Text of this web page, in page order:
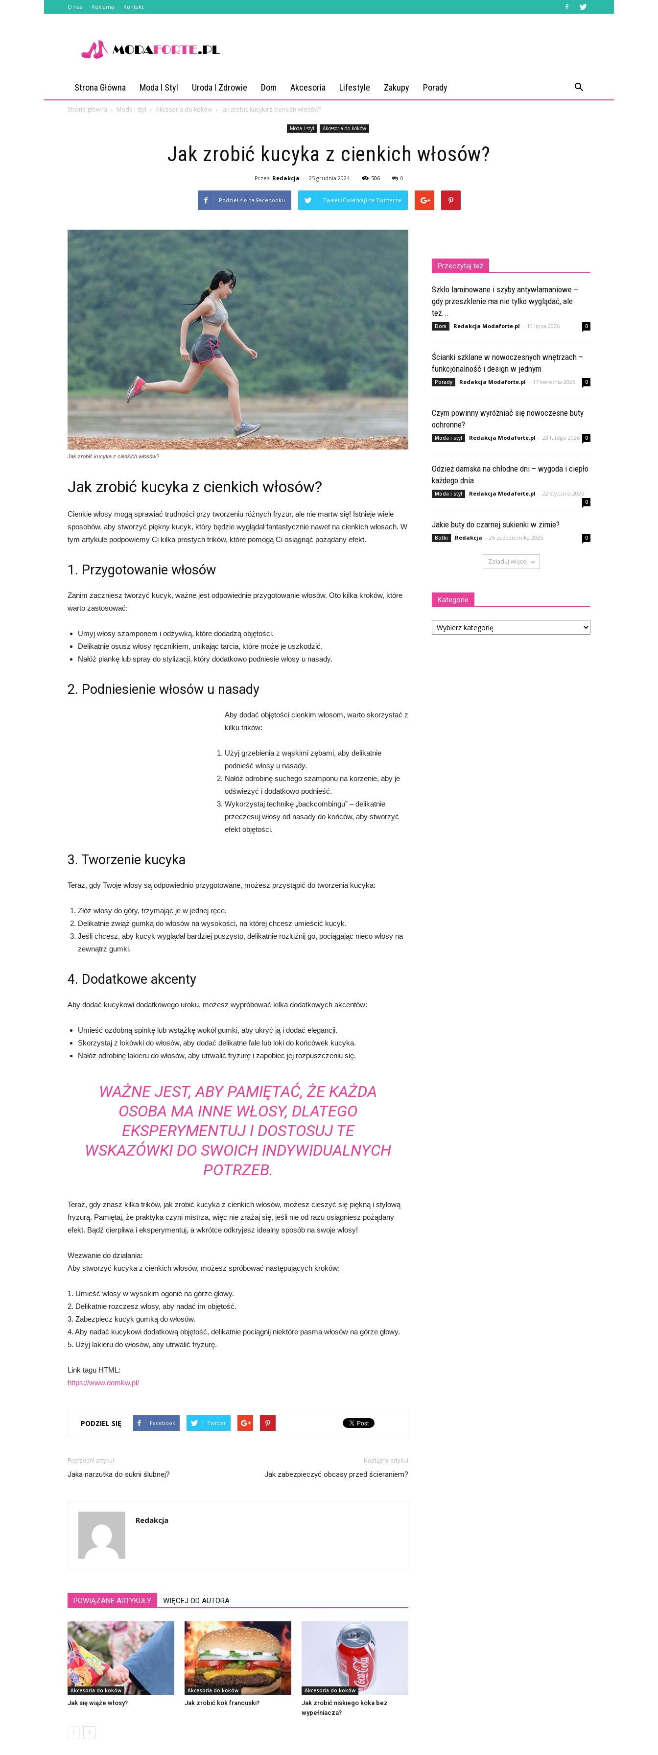
O nas Reklama Kontakt
Strona Główna Moda I Styl Uroda I Zdrowie Dom Akcesoria Lifestyle Zakupy Porady
Strona główna Moda i styl Akcesoria do koków Jak zrobić kucyka z cienkich włosów?
Moda i styl Akcesoria do koków
Jak zrobić kucyka z cienkich włosów?
Przez Redakcja - 25 grudnia 2024 506 0
Podziel się na Facebooku Tweet (Ćwierkaj) na Twitterze
Jak zrobić kucyka z cienkich włosów?
Jak zrobić kucyka z cienkich włosów?
Cienkie włosy mogą sprawiać trudności przy tworzeniu różnych fryzur, ale nie martw się! Istnieje wiele
sposobów, aby stworzyć piękny kucyk, który będzie wyglądał fantastycznie nawet na cienkich włosach. W
tym artykule podpowiemy Ci kilka prostych trików, które pomogą Ci osiągnąć pożądany efekt.
1. Przygotowanie włosów
Zanim zaczniesz tworzyć kucyk, ważne jest odpowiednie przygotowanie włosów. Oto kilka kroków, które
warto zastosować:
Umyj włosy szamponem i odżywką, które dodadzą objętości.
Delikatnie osusz włosy ręcznikiem, unikając tarcia, które może je uszkodzić.
Nałóż piankę lub spray do stylizacji, który dodatkowo podniesie włosy u nasady.
2. Podniesienie włosów u nasady
Aby dodać objętości cienkim włosom, warto skorzystać z
kilku trików:
Użyj grzebienia z wąskimi zębami, aby delikatnie
podnieść włosy u nasady.
Nałóż odrobinę suchego szamponu na korzenie, aby je
odświeżyć i dodatkowo podnieść.
Wykorzystaj technikę „backcombingu” – delikatnie
przeczesuj włosy od nasady do końców, aby stworzyć
efekt objętości.
3. Tworzenie kucyka
Teraz, gdy Twoje włosy są odpowiednio przygotowane, możesz przystąpić do tworzenia kucyka:
Złóż włosy do góry, trzymając je w jednej ręce.
Delikatnie zwiąż gumką do włosów na wysokości, na której chcesz umieścić kucyk.
Jeśli chcesz, aby kucyk wyglądał bardziej puszysto, delikatnie rozluźnij go, pociągając nieco włosy na
zewnątrz gumki.
4. Dodatkowe akcenty
Aby dodać kucykowi dodatkowego uroku, możesz wypróbować kilka dodatkowych akcentów:
Umieść ozdobną spinkę lub wstążkę wokół gumki, aby ukryć ją i dodać elegancji.
Skorzystaj z lokówki do włosów, aby dodać delikatne fale lub loki do końcówek kucyka.
Nałóż odrobinę lakieru do włosów, aby utrwalić fryzurę i zapobiec jej rozpuszczeniu się.
WAŻNE JEST, ABY PAMIĘTAĆ, ŻE KAŻDA
OSOBA MA INNE WŁOSY, DLATEGO
EKSPERYMENTUJ I DOSTOSUJ TE
WSKAZÓWKI DO SWOICH INDYWIDUALNYCH
POTRZEB.
Teraz, gdy znasz kilka trików, jak zrobić kucyka z cienkich włosów, możesz cieszyć się piękną i stylową
fryzurą. Pamiętaj, że praktyka czyni mistrza, więc nie zrażaj się, jeśli nie od razu osiągniesz pożądany
efekt. Bądź cierpliwa i eksperymentuj, a wkrótce odkryjesz idealny sposób na swoje włosy!
Wezwanie do działania:
Aby stworzyć kucyka z cienkich włosów, możesz spróbować następujących kroków:
1. Umieść włosy w wysokim ogonie na górze głowy.
2. Delikatnie rozczesz włosy, aby nadać im objętość.
3. Zabezpiecz kucyk gumką do włosów.
4. Aby nadać kucykowi dodatkową objętość, delikatnie pociągnij niektóre pasma włosów na górze głowy.
5. Użyj lakieru do włosów, aby utrwalić fryzurę.
Link tagu HTML:
https://www.domkw.pl/
PODZIEL SIĘ Facebook Twitter
Poprzedni artykuł
Jaka narzutka do sukni ślubnej?
Następny artykuł
Jak zabezpieczyć obcasy przed ścieraniem?
Redakcja
POWIĄZANE ARTYKUŁY WIĘCEJ OD AUTORA
Akcesoria do koków
Jak się wiąże włosy?
Akcesoria do koków
Jak zrobić kok francuski?
Akcesoria do koków
Jak zrobić niskiego koka bez
wypełniacza?
Przeczytaj też
Szkło laminowane i szyby antywłamaniowe –
gdy przeszklenie ma nie tylko wyglądać, ale
też...
Dom Redakcja Modaforte.pl - 10 lipca 2026 0
Ścianki szklane w nowoczesnych wnętrzach –
funkcjonalność i design w jednym
Porady Redakcja Modaforte.pl - 17 kwietnia 2026 0
Czym powinny wyróżniać się nowoczesne buty
ochronne?
Moda i styl Redakcja Modaforte.pl - 23 lutego 2026 0
Odzież damska na chłodne dni – wygoda i ciepło
każdego dnia
Moda i styl Redakcja Modaforte.pl - 22 stycznia 2026
0
Jakie buty do czarnej sukienki w zimie?
Botki Redakcja - 26 października 2025 0
Załaduj więcej
Kategorie
Kategorie